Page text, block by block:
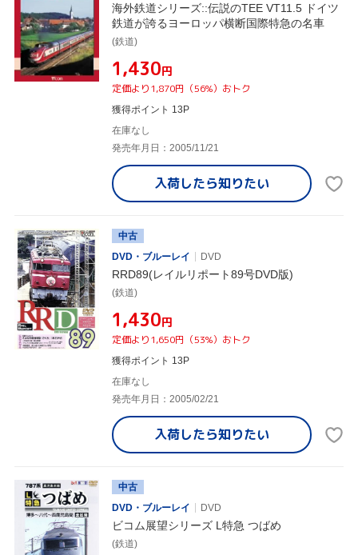
海外鉄道シリーズ::伝説のTEE VT11.5 ドイツ
鉄道が誇るヨーロッパ横断国際特急の名車
(鉄道)
¥1,430円
定価より1,870円（56%）おトク
獲得ポイント 13P
在庫なし
発売年月日：2005/11/21
入荷したら知りたい
中古
DVD・ブルーレイ
DVD
RRD89(レイルリポート89号DVD版)
(鉄道)
¥1,430円
定価より1,650円（53%）おトク
獲得ポイント 13P
在庫なし
発売年月日：2005/02/21
入荷したら知りたい
中古
DVD・ブルーレイ
DVD
ビコム展望シリーズ L特急 つばめ
(鉄道)